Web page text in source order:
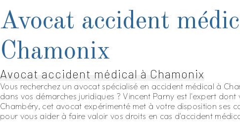
Avocat accident
Chamonix
Avocat accident médical à Chamonix
Vous recherchez un avocat spécialisé en accident médical à
dans vos démarches juridiques ? Vincent Parny est l'expert dont
Chambéry, cet avocat expérimenté met à votre disposition ses
pour vous aider à faire valoir vos droits en cas d'accident